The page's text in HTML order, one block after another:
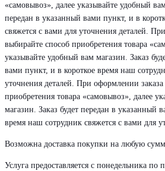
«самовывоз», далее указывайте удобный
передан в указанный вами пункт, и в
свяжется с вами для уточнения деталей.
выбирайте способ приобретения товара
указывайте удобный вам магазин. Заказ
вами пункт, и в короткое время наш
уточнения деталей. При оформлении
приобретения товара «самовывоз», далее
магазин. Заказ будет передан в указанный
время наш сотрудник свяжется с вами для
Возможна доставка покупки на любую
Услуга предоставляется с понедельника по